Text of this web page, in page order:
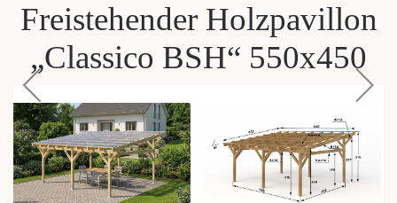
Freistehender Holzpavillon
„Classico BSH“ 550x450